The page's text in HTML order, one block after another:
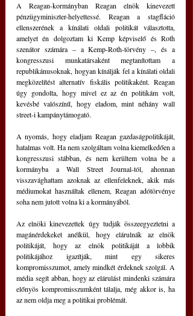
A Reagan-kormányban Reagan elnök kinevezett
pénzügyminiszter-helyettessé. Reagan a stagfláció
ellenszerének a kínálati oldali politikát választotta,
amelyet én dolgoztam ki Kemp képviselő és Roth
szenátor számára – a Kemp-Roth-törvény –, és a
kongresszusi munkatársaként megtanítottam a
republikánusoknak, hogyan kínálják fel a kínálati oldali
megközelítést alternatív fiskális politikaként. Reagan
úgy gondolta, hogy mivel ez az én politikám volt,
kevésbé valószínű, hogy eladom, mint néhány wall
street-i kampánytámogató.
A nyomás, hogy eladjam Reagan gazdaságpolitikáját,
hatalmas volt. Ha nem szolgáltam volna kiemelkedően a
kongresszusi stábban, és nem kerültem volna be a
kormányba a Wall Street Journal-tól, ahonnan
visszavághattam azoknak az ellenfeleknek, akik más
médiumokat használtak ellenem, Reagan adótörvénye
soha nem jutott volna ki a kormányából.
Az elnöki kinevezettek úgy tudják összeegyeztetni a
magánérdekeket anélkül, hogy elárulnák az elnök
politikáját, hogy az elnök politikáját a lobbik
politikájához igazítják, mint egy sikeres
kompromisszumot, amely mindkét érdeknek szolgál. A
média segít abban, hogy az elárulást mindenki számára
előnyös kompromisszumként tálalja, még akkor is, ha
az nem oldja meg a politikai problémát.